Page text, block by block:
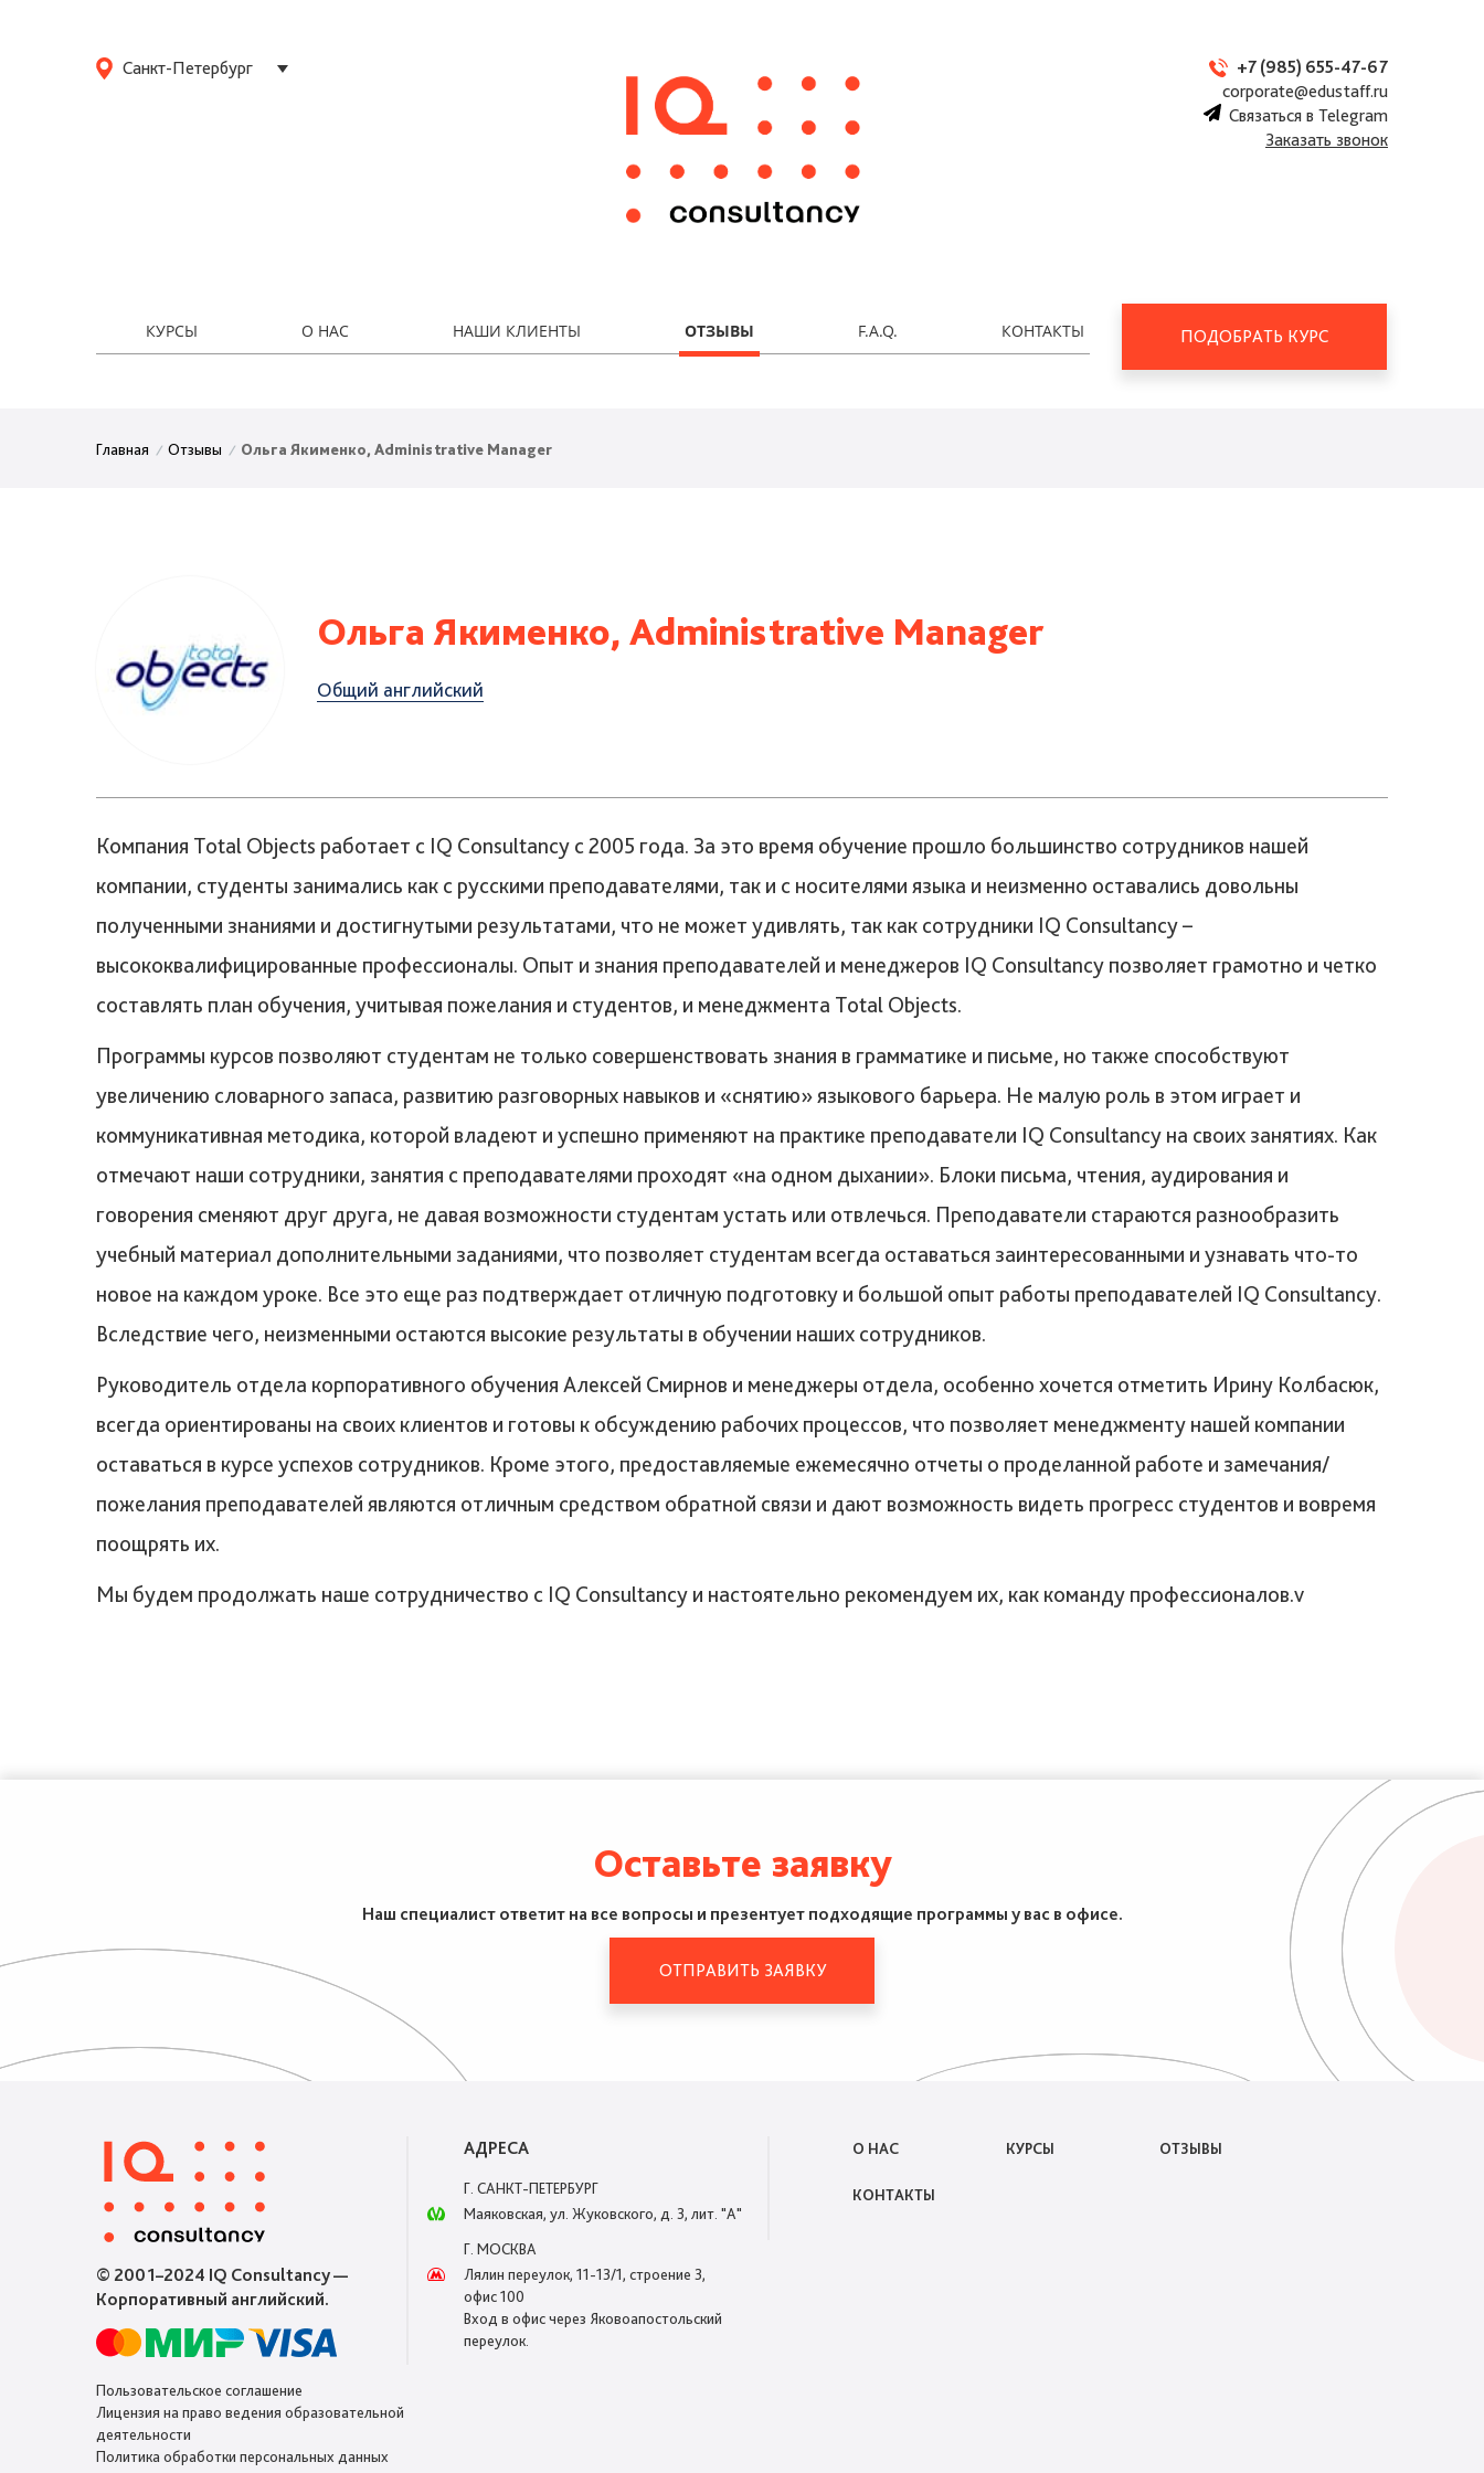
Санкт-Петербург
+7 (985) 655-47-67
corporate@edustaff.ru
Связаться в Telegram
Заказать звонок
КУРСЫ О НАС НАШИ КЛИЕНТЫ ОТЗЫВЫ F.A.Q. КОНТАКТЫ ПОДОБРАТЬ КУРС
Главная / Отзывы / Ольга Якименко, Administrative Manager
Ольга Якименко, Administrative Manager
Общий английский
Компания Total Objects работает с IQ Consultancy с 2005 года. За это время обучение прошло большинство сотрудников нашей
компании, студенты занимались как с русскими преподавателями, так и с носителями языка и неизменно оставались довольны
полученными знаниями и достигнутыми результатами, что не может удивлять, так как сотрудники IQ Consultancy –
высококвалифицированные профессионалы. Опыт и знания преподавателей и менеджеров IQ Consultancy позволяет грамотно и четко
составлять план обучения, учитывая пожелания и студентов, и менеджмента Total Objects.
Программы курсов позволяют студентам не только совершенствовать знания в грамматике и письме, но также способствуют
увеличению словарного запаса, развитию разговорных навыков и «снятию» языкового барьера. Не малую роль в этом играет и
коммуникативная методика, которой владеют и успешно применяют на практике преподаватели IQ Consultancy на своих занятиях. Как
отмечают наши сотрудники, занятия с преподавателями проходят «на одном дыхании». Блоки письма, чтения, аудирования и
говорения сменяют друг друга, не давая возможности студентам устать или отвлечься. Преподаватели стараются разнообразить
учебный материал дополнительными заданиями, что позволяет студентам всегда оставаться заинтересованными и узнавать что-то
новое на каждом уроке. Все это еще раз подтверждает отличную подготовку и большой опыт работы преподавателей IQ Consultancy.
Вследствие чего, неизменными остаются высокие результаты в обучении наших сотрудников.
Руководитель отдела корпоративного обучения Алексей Смирнов и менеджеры отдела, особенно хочется отметить Ирину Колбасюк,
всегда ориентированы на своих клиентов и готовы к обсуждению рабочих процессов, что позволяет менеджменту нашей компании
оставаться в курсе успехов сотрудников. Кроме этого, предоставляемые ежемесячно отчеты о проделанной работе и замечания/
пожелания преподавателей являются отличным средством обратной связи и дают возможность видеть прогресс студентов и вовремя
поощрять их.
Мы будем продолжать наше сотрудничество с IQ Consultancy и настоятельно рекомендуем их, как команду профессионалов.v
Оставьте заявку
Наш специалист ответит на все вопросы и презентует подходящие программы у вас в офисе.
ОТПРАВИТЬ ЗАЯВКУ
© 2001–2024 IQ Consultancy —
Корпоративный английский.
Пользовательское соглашение
Лицензия на право ведения образовательной
деятельности
Политика обработки персональных данных
АДРЕСА
Г. САНКТ-ПЕТЕРБУРГ
Маяковская, ул. Жуковского, д. 3, лит. "А"
Г. МОСКВА
Лялин переулок, 11-13/1, строение 3,
офис 100
Вход в офис через Яковоапостольский
переулок.
О НАС КУРСЫ ОТЗЫВЫ
КОНТАКТЫ